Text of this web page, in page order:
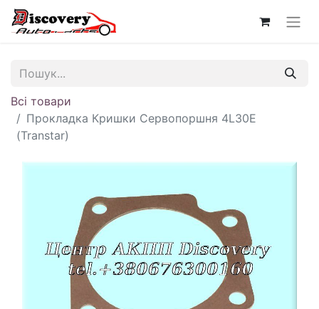
Всі товари
Прокладка Кришки Сервопоршня 4L30E
(Transtar)